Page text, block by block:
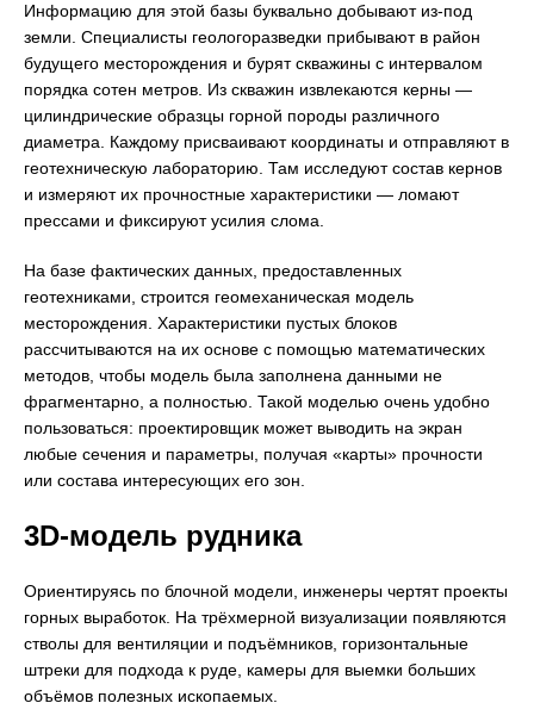
Информацию для этой базы буквально добывают из-под
земли. Специалисты геологоразведки прибывают в район
будущего месторождения и бурят скважины с интервалом
порядка сотен метров. Из скважин извлекаются керны —
цилиндрические образцы горной породы различного
диаметра. Каждому присваивают координаты и отправляют в
геотехническую лабораторию. Там исследуют состав кернов
и измеряют их прочностные характеристики — ломают
прессами и фиксируют усилия слома.
На базе фактических данных, предоставленных
геотехниками, строится геомеханическая модель
месторождения. Характеристики пустых блоков
рассчитываются на их основе с помощью математических
методов, чтобы модель была заполнена данными не
фрагментарно, а полностью. Такой моделью очень удобно
пользоваться: проектировщик может выводить на экран
любые сечения и параметры, получая «карты» прочности
или состава интересующих его зон.
3D-модель рудника
Ориентируясь по блочной модели, инженеры чертят проекты
горных выработок. На трёхмерной визуализации появляются
стволы для вентиляции и подъёмников, горизонтальные
штреки для подхода к руде, камеры для выемки больших
объёмов полезных ископаемых.